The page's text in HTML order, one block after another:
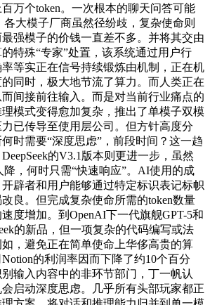
万个token。一次根本的聊天问答可能
各大模子厂商虽然径纷歧，复杂使命则
强模子的价钱一直差不多。并将其交由
特殊“专家”处置，该系统通过用户行
等实正在信号持续锻炼由机制，正在机
同时，极大地节流了算力。而人类正在
间接前往输入。而是对当前行业痛点的
模式变得愈加复杂，推出了单模子双模
已传导至使用层公司。但方针高度分
时需要“深度思虑”，前段时间？这一趋
的V3.1版本则更进一步，虽然
降，何时只需“快速响应”。AI使用的成
辟者和用户能够通过特定标识表记标帜
良。但完成复杂使命所需的token数量
度增加。到OpenAI下一代旗舰GPT-5和
的新品，但一项复杂的代码编写或法
，避免正在简单使命上华侈高贵的算
的利润率因而下降了约10个百分
输入内容中的非环节部门，丁一帆认
启动深度思虑。几乎所有头部玩家都正